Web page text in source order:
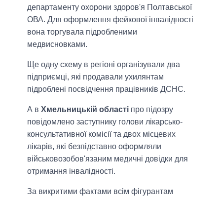
департаменту охорони здоров'я Полтавської
ОВА. Для оформлення фейкової інвалідності
вона торгувала підробленими
медвисновками.
Ще одну схему в регіоні організували два
підприємці, які продавали ухилянтам
підроблені посвідчення працівників ДСНС.
А в Хмельницькій області про підозру
повідомлено заступнику голови лікарсько-
консультативної комісії та двох місцевих
лікарів, які безпідставно оформляли
військовозобов'язаним медичні довідки для
отримання інвалідності.
За викритими фактами всім фігурантам